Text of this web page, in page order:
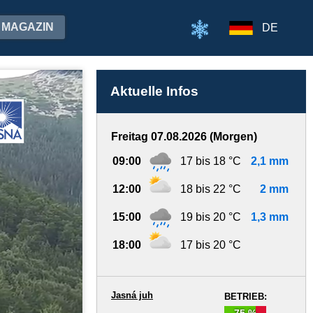
MAGAZIN DE
Aktuelle Infos
Freitag 07.08.2026 (Morgen)
09:00 17 bis 18 °C 2,1 mm
12:00 18 bis 22 °C 2 mm
15:00 19 bis 20 °C 1,3 mm
18:00 17 bis 20 °C
BETRIEB:
Jasná juh